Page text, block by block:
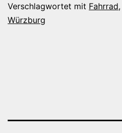
Verschlagwortet mit Fahrrad,
Würzburg